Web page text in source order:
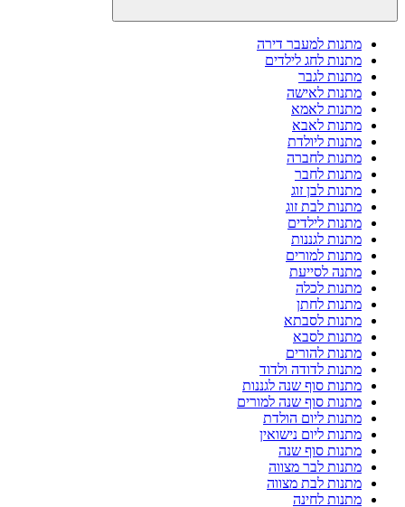
מתנות למעבר דירה
מתנות לחג לילדים
מתנות לגבר
מתנות לאישה
מתנות לאמא
מתנות לאבא
מתנות ליולדת
מתנות לחברה
מתנות לחבר
מתנות לבן זוג
מתנות לבת זוג
מתנות לילדים
מתנות לגננות
מתנות למורים
מתנה לסייעת
מתנות לכלה
מתנות לחתן
מתנות לסבתא
מתנות לסבא
מתנות להורים
מתנות לדודה ולדוד
מתנות סוף שנה לגננות
מתנות סוף שנה למורים
מתנות ליום הולדת
מתנות ליום נישואין
מתנות סוף שנה
מתנות לבר מצווה
מתנות לבת מצווה
מתנות לחינה